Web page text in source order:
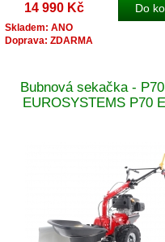
14 990 Kč
Skladem: ANO
Doprava: ZDARMA
Bubnová sekačka -
EUROSYSTEMS P70